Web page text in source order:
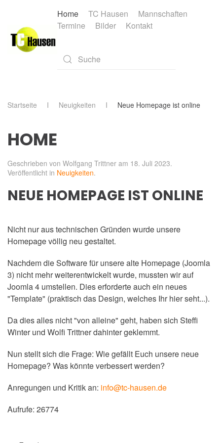
Skip to main content
Home TC Hausen
Mannschaften
Termine
Bilder Kontakt
Startseite Neuigkeiten Neue Homepage ist online
HOME
Geschrieben von Wolfgang Trittner am 18. Juli 2023.
Veröffentlicht in Neuigkeiten.
NEUE HOMEPAGE IST ONLINE
Nicht nur aus technischen Gründen wurde unsere
Homepage völlig neu gestaltet.
Nachdem die Software für unsere alte Homepage (Joomla
3) nicht mehr weiterentwickelt wurde, mussten wir auf
Joomla 4 umstellen. Dies erforderte auch ein neues
"Template" (praktisch das Design, welches Ihr hier seht...).
Da dies alles nicht "von alleine" geht, haben sich Steffi
Winter und Wolfi Trittner dahinter geklemmt.
Nun stellt sich die Frage: Wie gefällt Euch unsere neue
Homepage? Was könnte verbessert werden?
Anregungen und Kritik an: info@tc-hausen.de
Aufrufe: 26774